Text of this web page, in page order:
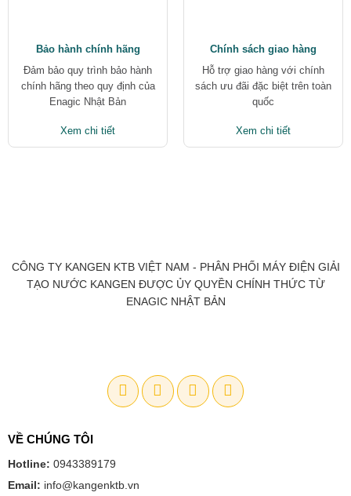
Bảo hành chính hãng
Đảm bảo quy trình bảo hành
chính hãng theo quy định của
Enagic Nhật Bản
Xem chi tiết
Chính sách giao hàng
Hỗ trợ giao hàng với chính
sách ưu đãi đặc biệt trên toàn
quốc
Xem chi tiết
CÔNG TY KANGEN KTB VIỆT NAM - PHÂN PHỐI MÁY ĐIỆN GIẢI
TẠO NƯỚC KANGEN ĐƯỢC ỦY QUYỀN CHÍNH THỨC TỪ
ENAGIC NHẬT BẢN
VỀ CHÚNG TÔI
Hotline: 0943389179
Email: info@kangenktb.vn